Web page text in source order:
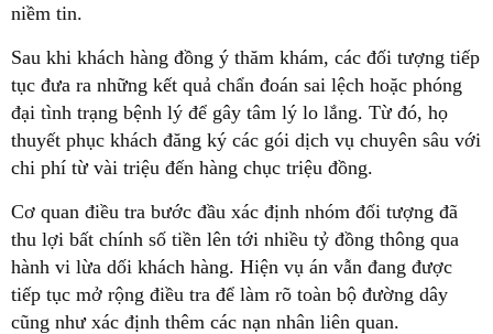
niềm tin.
Sau khi khách hàng đồng ý thăm khám, các đối tượng tiếp
tục đưa ra những kết quả chẩn đoán sai lệch hoặc phóng
đại tình trạng bệnh lý để gây tâm lý lo lắng. Từ đó, họ
thuyết phục khách đăng ký các gói dịch vụ chuyên sâu với
chi phí từ vài triệu đến hàng chục triệu đồng.
Cơ quan điều tra bước đầu xác định nhóm đối tượng đã
thu lợi bất chính số tiền lên tới nhiều tỷ đồng thông qua
hành vi lừa dối khách hàng. Hiện vụ án vẫn đang được
tiếp tục mở rộng điều tra để làm rõ toàn bộ đường dây
cũng như xác định thêm các nạn nhân liên quan.